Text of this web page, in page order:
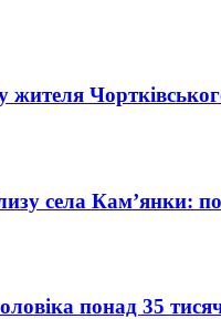
жителя
села Кам’янки:
понад 35